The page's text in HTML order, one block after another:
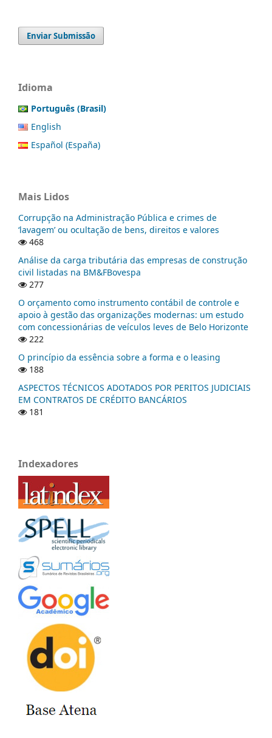
Enviar Submissão
Idioma
Português (Brasil)
English
Español (España)
Mais Lidos
Corrupção na Administração Pública e crimes de
‘lavagem’ ou ocultação de bens, direitos e valores
468
Análise da carga tributária das empresas de construção
civil listadas na BM&FBovespa
277
O orçamento como instrumento contábil de controle e
apoio à gestão das organizações modernas: um estudo
com concessionárias de veículos leves de Belo Horizonte
222
O princípio da essência sobre a forma e o leasing
188
ASPECTOS TÉCNICOS ADOTADOS POR PERITOS JUDICIAIS
EM CONTRATOS DE CRÉDITO BANCÁRIOS
181
Indexadores